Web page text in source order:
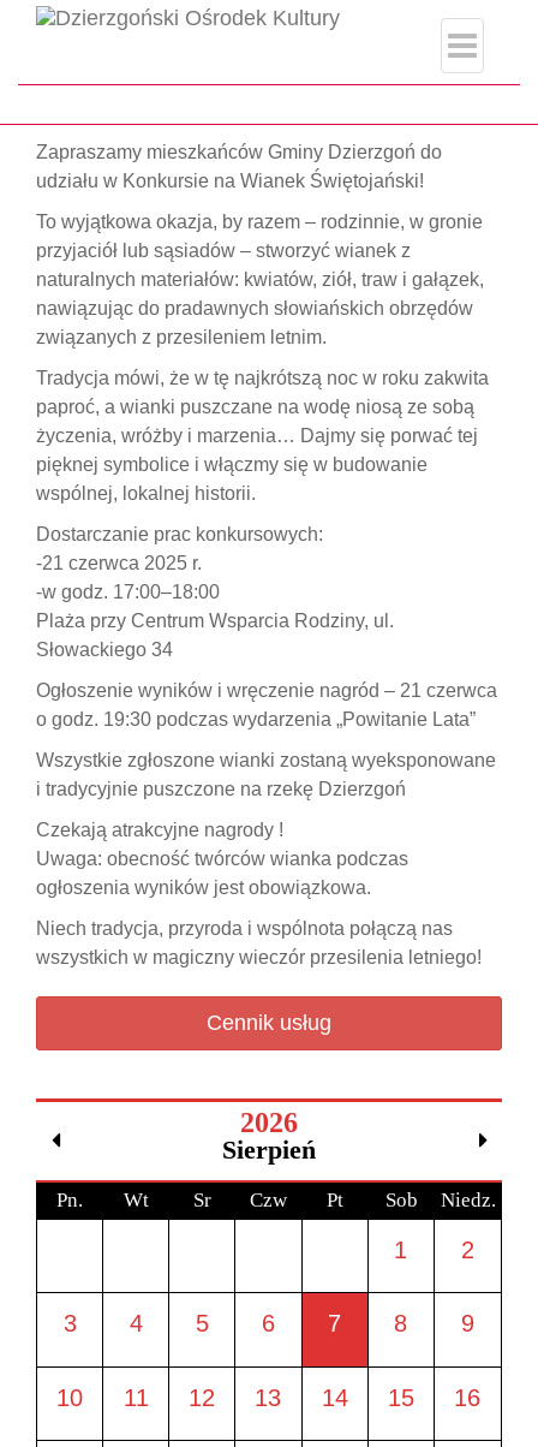
index.php
Zapraszamy mieszkańców Gminy Dzierzgoń do
udziału w Konkursie na Wianek Świętojański!
To wyjątkowa okazja, by razem – rodzinnie, w gronie
przyjaciół lub sąsiadów – stworzyć wianek z
naturalnych materiałów: kwiatów, ziół, traw i gałązek,
nawiązując do pradawnych słowiańskich obrzędów
związanych z przesileniem letnim.
Tradycja mówi, że w tę najkrótszą noc w roku zakwita
paproć, a wianki puszczane na wodę niosą ze sobą
życzenia, wróżby i marzenia… Dajmy się porwać tej
pięknej symbolice i włączmy się w budowanie
wspólnej, lokalnej historii.
Dostarczanie prac konkursowych:
-21 czerwca 2025 r.
-w godz. 17:00–18:00
Plaża przy Centrum Wsparcia Rodziny, ul.
Słowackiego 34
Ogłoszenie wyników i wręczenie nagród – 21 czerwca
o godz. 19:30 podczas wydarzenia „Powitanie Lata”
Wszystkie zgłoszone wianki zostaną wyeksponowane
i tradycyjnie puszczone na rzekę Dzierzgoń
Czekają atrakcyjne nagrody !
Uwaga: obecność twórców wianka podczas
ogłoszenia wyników jest obowiązkowa.
Niech tradycja, przyroda i wspólnota połączą nas
wszystkich w magiczny wieczór przesilenia letniego!
Cennik usług
2026
Sierpień
Pn. Wt Sr Czw Pt Sob Niedz.
1 2
3 4 5 6 7 8 9
10 11 12 13 14 15 16